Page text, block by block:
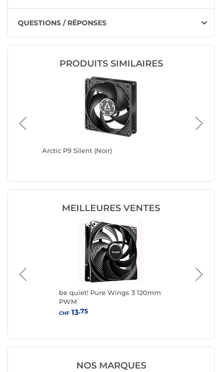
QUESTIONS / RÉPONSES
PRODUITS SIMILAIRES
Arctic P9 Silent (Noir)
MEILLEURES VENTES
be quiet! Pure Wings 3 120mm
PWM
CHF13.75
NOS MARQUES